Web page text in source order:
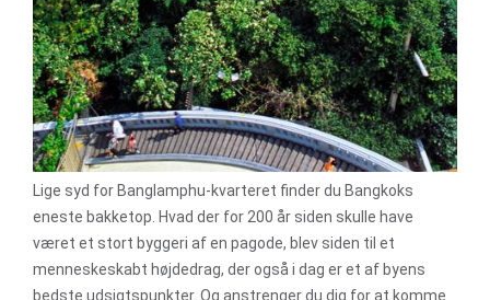
Lige syd for Banglamphu-kvarteret finder du Bangkoks
eneste bakketop. Hvad der for 200 år siden skulle have
været et stort byggeri af en pagode, blev siden til et
menneskeskabt højdedrag, der også i dag er et af byens
bedste udsigtspunkter. Og anstrenger du dig for at komme